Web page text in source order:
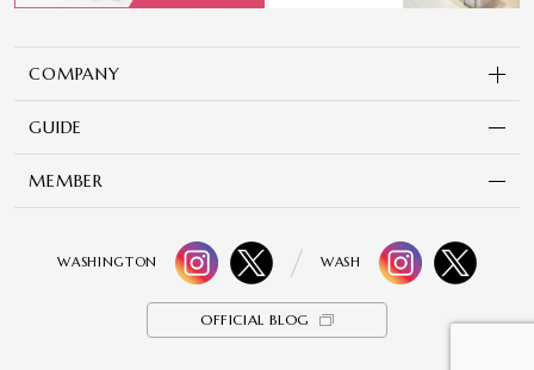
COMPANY
GUIDE
MEMBER
WASHINGTON WASH
OFFICIAL BLOG